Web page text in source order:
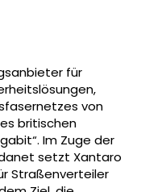
für
von
britischen
Im Zuge der
setzt Xantaro
Straßenverteiler